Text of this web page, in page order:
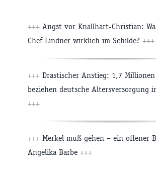
+++ Angst vor Knallhart-Christian:
Chef Lindner wirklich im Schilde? +++
+++ Drastischer Anstieg: 1,7
beziehen deutsche Altersversorgung
+++
+++ Merkel muß gehen – ein offener
Angelika Barbe +++